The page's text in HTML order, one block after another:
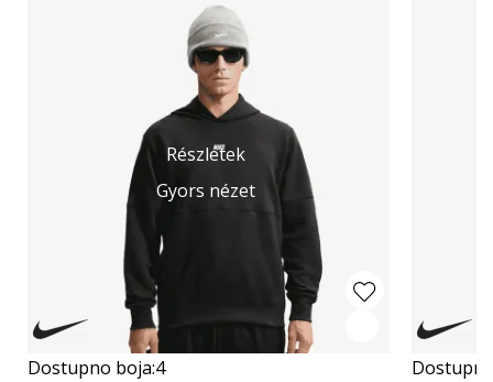
Részletek
Gyors nézet
Dostupno boja:4